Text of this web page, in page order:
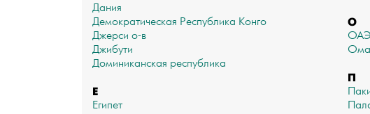
Дания
Демократическая Республика Конго
Джерси о-в
Джибути
Доминиканская республика
Е
Египет
О
ОАЭ
П